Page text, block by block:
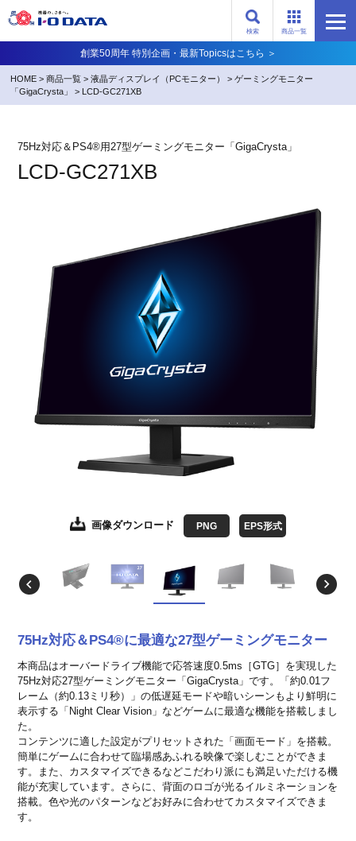
検索 商品一覧
創業50周年 特別企画・最新Topicsはこちら ＞
HOME >商品一覧 >液晶ディスプレイ（PCモニター） >ゲーミングモニター
「GigaCrysta」
> LCD-GC271XB
75Hz対応＆PS4®用27型ゲーミングモニター「GigaCrysta」
LCD-GC271XB
画像ダウンロード PNG EPS形式
画像ダウンロード JPEG EPS形式
画像ダウンロード JPEG EPS形式
画像ダウンロード JPEG EPS形式
画像ダウンロード JPEG EPS形式
画像ダウンロード JPEG EPS形式
画像ダウンロード JPEG EPS形式
75Hz対応＆PS4®に最適な27型ゲーミングモニター
本商品はオーバードライブ機能で応答速度0.5ms［GTG］を実現した
75Hz対応27型ゲーミングモニター「GigaCrysta」です。「約0.01フ
レーム（約0.13ミリ秒）」の低遅延モードや暗いシーンもより鮮明に
表示する「Night Clear Vision」などゲームに最適な機能を搭載しまし
た。
コンテンツに適した設定がプリセットされた「画面モード」を搭載。
簡単にゲームに合わせて臨場感あふれる映像で楽しむことができま
す。また、カスタマイズできるなどこだわり派にも満足いただける機
能が充実しています。さらに、背面のロゴが光るイルミネーションを
搭載。色や光のパターンなどお好みに合わせてカスタマイズできま
す。